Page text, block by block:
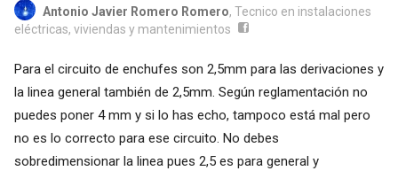
Antonio Javier Romero Romero, Tecnico en instalaciones
eléctricas, viviendas y mantenimientos
Para el circuito de enchufes son 2,5mm para las derivaciones y
la linea general también de 2,5mm. Según reglamentación no
puedes poner 4 mm y si lo has echo, tampoco está mal pero
no es lo correcto para ese circuito. No debes
sobredimensionar la linea pues 2,5 es para general y